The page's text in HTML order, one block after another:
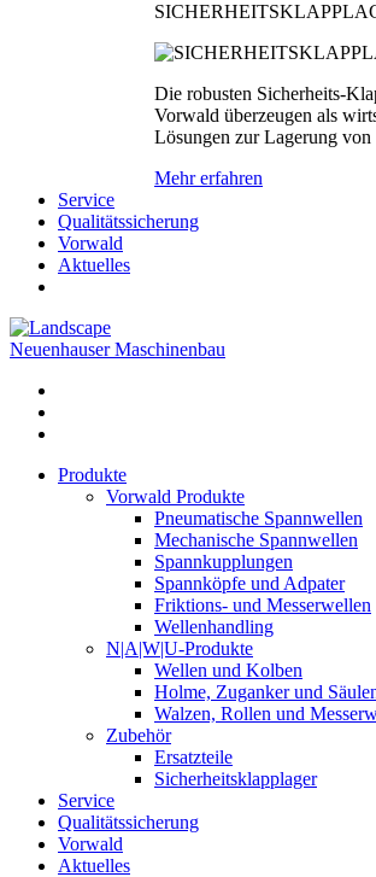
Die robusten Sicherheits-
Vorwald überzeugen als
Lösungen zur Lagerung von
Mehr erfahren
Service
Qualitätssicherung
Vorwald
Aktuelles
Neuenhauser Maschinenbau
Produkte
Vorwald Produkte
Pneumatische Spannwellen
Mechanische Spannwellen
Spannkupplungen
Spannköpfe und Adpater
Friktions- und Messerwellen
Wellenhandling
N|A|W|U-Produkte
Wellen und Kolben
Holme, Zuganker und
Walzen, Rollen und
Zubehör
Ersatzteile
Sicherheitsklapplager
Service
Qualitätssicherung
Vorwald
Aktuelles